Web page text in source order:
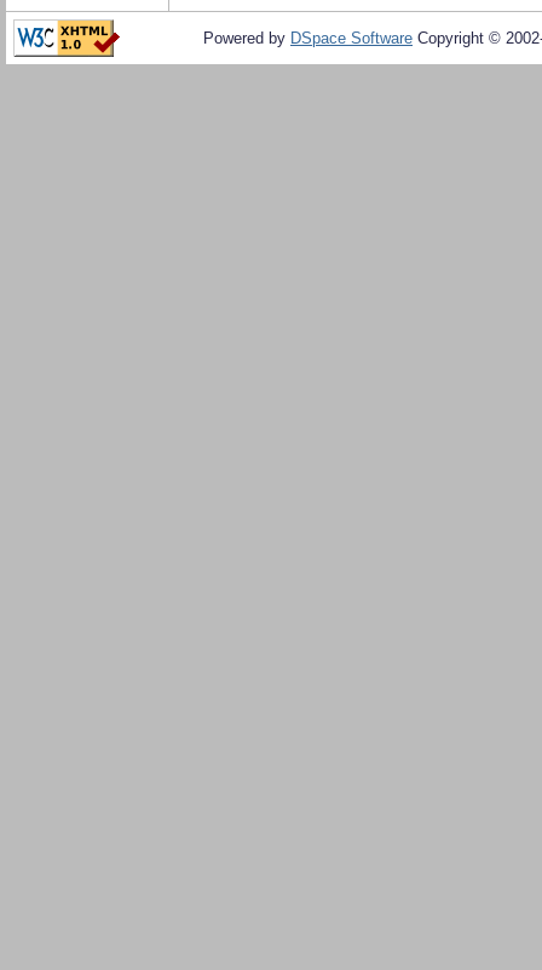
Powered by DSpace Software Copyright ©